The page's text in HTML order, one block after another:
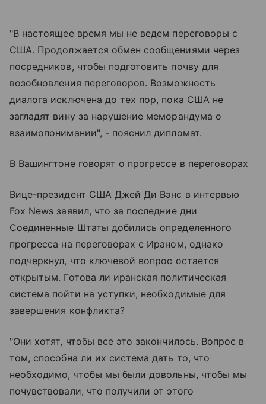
"В настоящее время мы не ведем переговоры с
США. Продолжается обмен сообщениями через
посредников, чтобы подготовить почву для
возобновления переговоров. Возможность
диалога исключена до тех пор, пока США не
загладят вину за нарушение меморандума о
взаимопонимании", - пояснил дипломат.
В Вашингтоне говорят о прогрессе в переговорах
Вице-президент США Джей Ди Вэнс в интервью
Fox News заявил, что за последние дни
Соединенные Штаты добились определенного
прогресса на переговорах с Ираном, однако
подчеркнул, что ключевой вопрос остается
открытым. Готова ли иранская политическая
система пойти на уступки, необходимые для
завершения конфликта?
"Они хотят, чтобы все это закончилось. Вопрос в
том, способна ли их система дать то, что
необходимо, чтобы мы были довольны, чтобы мы
почувствовали, что получили от этого